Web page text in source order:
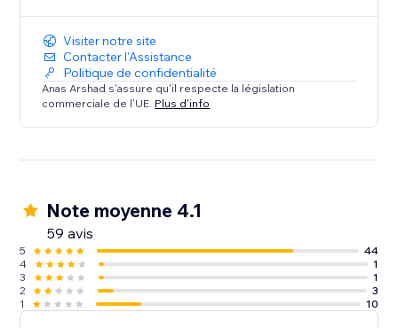
Visiter notre site
Contacter l'Assistance
Politique de confidentialité
Anas Arshad s'assure qu'il respecte la législation
commerciale de l'UE. Plus d'info
Note moyenne 4.1
59 avis
5
44
4
1
3
1
2
3
1
10